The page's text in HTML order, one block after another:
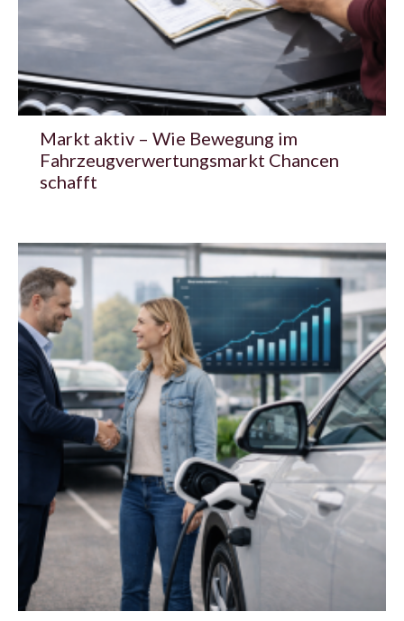
Markt aktiv – Wie Bewegung im
Fahrzeugverwertungsmarkt Chancen
schafft